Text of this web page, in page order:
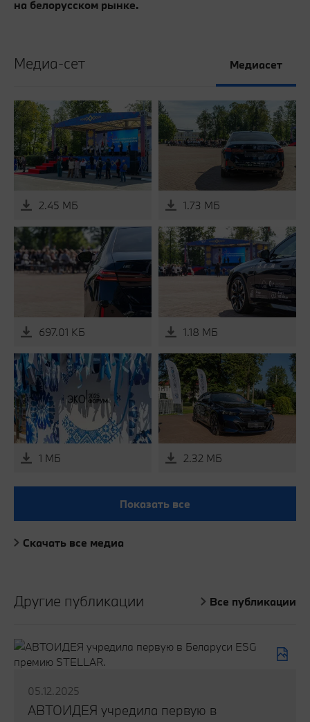
на белорусском рынке.
Медиа-сет Медиасет
2.45 МБ 1.73 МБ
697.01 КБ 1.18 МБ
1 МБ 2.32 МБ
Показать все
Скачать все медиа
Другие публикации Все публикации
05.12.2025
АВТОИДЕЯ учредила первую в